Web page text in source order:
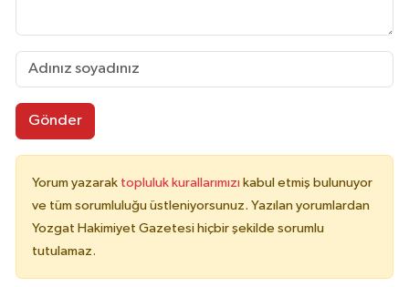
Gönder
Yorum yazarak topluluk kurallarımızı kabul etmiş bulunuyor
ve tüm sorumluluğu üstleniyorsunuz. Yazılan yorumlardan
Yozgat Hakimiyet Gazetesi hiçbir şekilde sorumlu
tutulamaz.